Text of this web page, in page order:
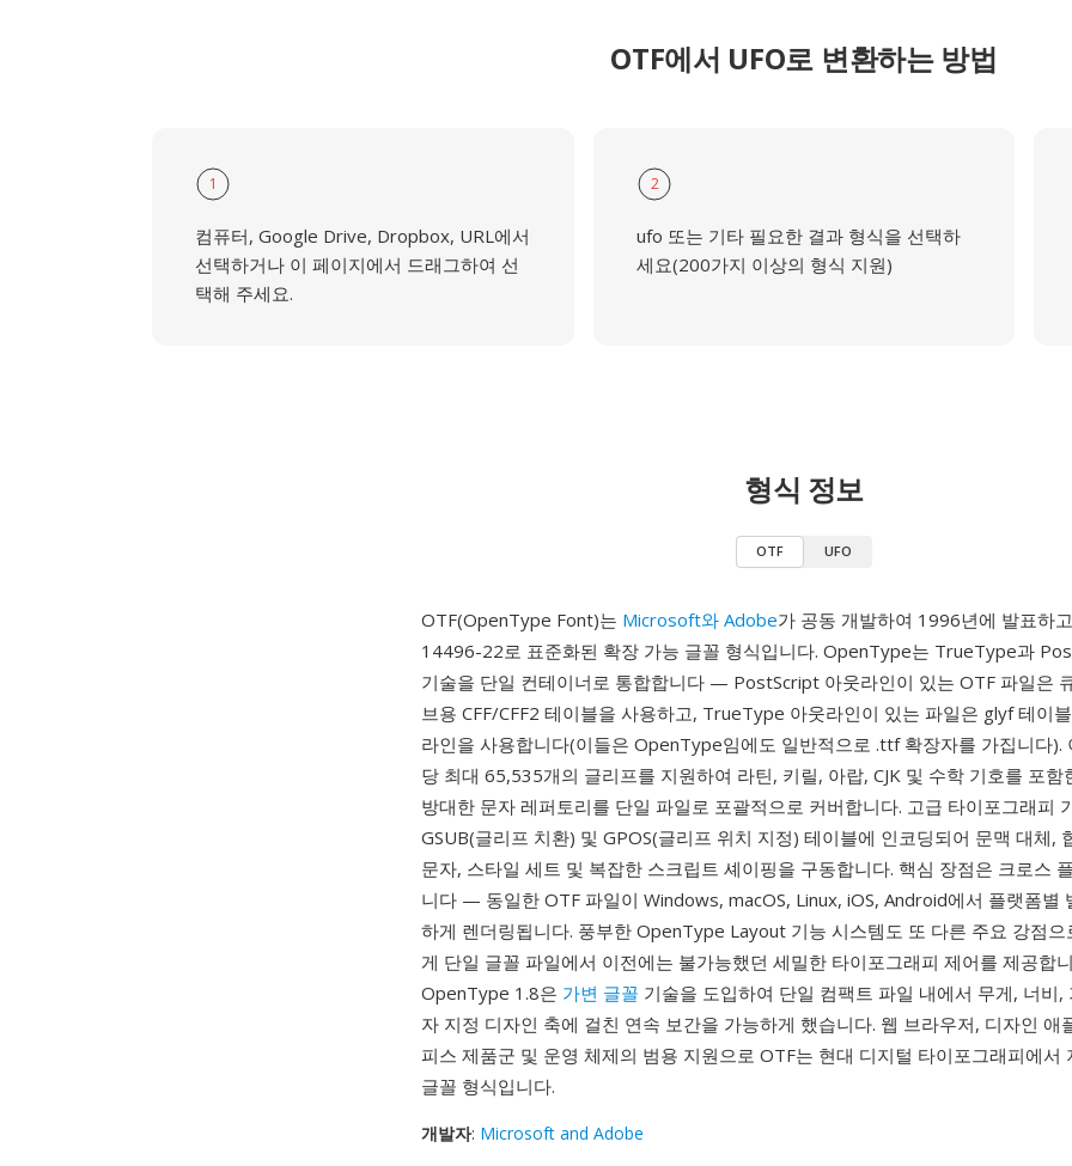
OTF에서 UFO로 변환하는 방법
1
컴퓨터, Google Drive, Dropbox, URL에서
선택하거나 이 페이지에서 드래그하여 선
택해 주세요.
2
ufo 또는 기타 필요한 결과 형식을 선택하
세요(200가지 이상의 형식 지원)
형식 정보
OTF UFO
OTF(OpenType Font)는 Microsoft와 Adobe가 공동 개발하여 1996년에 발표하
14496-22로 표준화된 확장 가능 글꼴 형식입니다. OpenType는 TrueType과
기술을 단일 컨테이너로 통합합니다 — PostScript 아웃라인이 있는 OTF 파일은
브용 CFF/CFF2 테이블을 사용하고, TrueType 아웃라인이 있는 파일은 glyf 테이
라인을 사용합니다(이들은 OpenType임에도 일반적으로 .ttf 확장자를 가집니다).
당 최대 65,535개의 글리프를 지원하여 라틴, 키릴, 아랍, CJK 및 수학 기호를 포함
방대한 문자 레퍼토리를 단일 파일로 포괄적으로 커버합니다. 고급 타이포그래피
GSUB(글리프 치환) 및 GPOS(글리프 위치 지정) 테이블에 인코딩되어 문맥 대체,
문자, 스타일 세트 및 복잡한 스크립트 셰이핑을 구동합니다. 핵심 장점은 크로스
니다 — 동일한 OTF 파일이 Windows, macOS, Linux, iOS, Android에서 플랫폼별
하게 렌더링됩니다. 풍부한 OpenType Layout 기능 시스템도 또 다른 주요 강점으
게 단일 글꼴 파일에서 이전에는 불가능했던 세밀한 타이포그래피 제어를 제공합
OpenType 1.8은 가변 글꼴 기술을 도입하여 단일 컴팩트 파일 내에서 무게, 너비,
자 지정 디자인 축에 걸친 연속 보간을 가능하게 했습니다. 웹 브라우저, 디자인 애
피스 제품군 및 운영 체제의 범용 지원으로 OTF는 현대 디지털 타이포그래피에서
글꼴 형식입니다.
개발자: Microsoft and Adobe